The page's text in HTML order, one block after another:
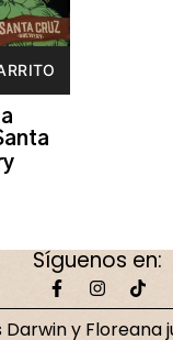
Síguenos en:
Darwin y Floreana